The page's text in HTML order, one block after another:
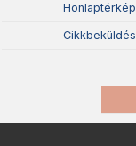
Honlaptérkép
Cikkbeküldés